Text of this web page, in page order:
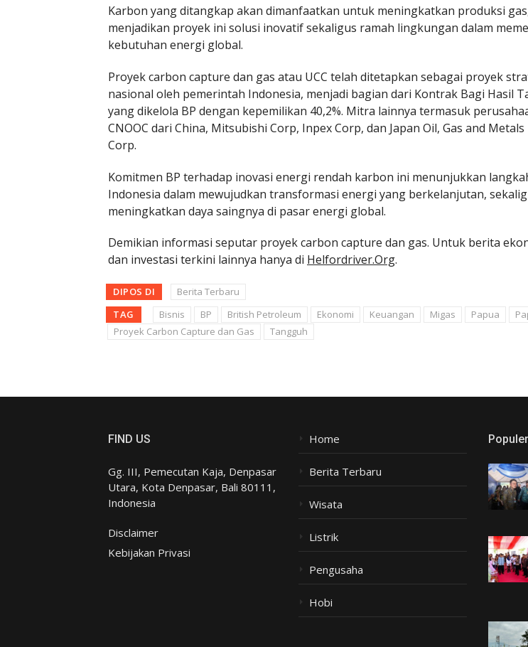
Karbon yang ditangkap akan dimanfaatkan untuk meningkatkan produksi
menjadikan proyek ini solusi inovatif sekaligus ramah lingkungan dalam
kebutuhan energi global.
Proyek carbon capture dan gas atau UCC telah ditetapkan sebagai proyek
nasional oleh pemerintah Indonesia, menjadi bagian dari Kontrak Bagi Hasil
yang dikelola BP dengan kepemilikan 40,2%. Mitra lainnya termasuk
CNOOC dari China, Mitsubishi Corp, Inpex Corp, dan Japan Oil, Gas and
Corp.
Komitmen BP terhadap inovasi energi rendah karbon ini menunjukkan
Indonesia dalam mewujudkan transformasi energi yang berkelanjutan,
meningkatkan daya saingnya di pasar energi global.
Demikian informasi seputar proyek carbon capture dan gas. Untuk berita
dan investasi terkini lainnya hanya di Helfordriver.Org.
DIPOS DI
Berita Terbaru
TAG
Bisnis BP British Petroleum Ekonomi Keuangan Migas Papua
Proyek Carbon Capture dan Gas
Tangguh
FIND US
Gg. III, Pemecutan Kaja, Denpasar
Utara, Kota Denpasar, Bali 80111,
Indonesia
Disclaimer
Kebijakan Privasi
Home
Berita Terbaru
Wisata
Listrik
Pengusaha
Hobi
Populer